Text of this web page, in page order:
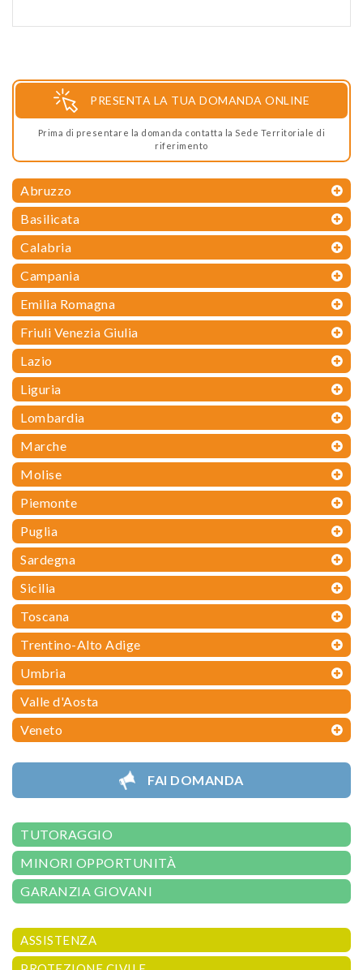
PRESENTA LA TUA DOMANDA ONLINE
Prima di presentare la domanda contatta la Sede Territoriale di
riferimento
Abruzzo
Basilicata
Calabria
Campania
Emilia Romagna
Friuli Venezia Giulia
Lazio
Liguria
Lombardia
Marche
Molise
Piemonte
Puglia
Sardegna
Sicilia
Toscana
Trentino-Alto Adige
Umbria
Valle d'Aosta
Veneto
FAI DOMANDA
TUTORAGGIO
MINORI OPPORTUNITÀ
GARANZIA GIOVANI
ASSISTENZA